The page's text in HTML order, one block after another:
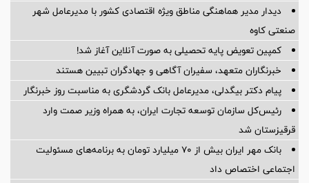
دیدار مدیر هماهنگی مناطق ویژه اقتصادی کشور با مدیرعامل شهر
صنعتی کاوه
کمپین تعویض پایه تحصیلی به صورت آنلاین آغاز شد!
خبرنگاران متعهد، سفیران آگاهی و جهادگران تبیین هستند
پیام دکتر بیگدلی، مدیرعامل بانک گردشگری به مناسبت روز خبرنگار
رئیس‌کل سازمان توسعه تجارت ایران، به همراه وزیر صمت وارد
قرقیزستان شد
بانک مهر ایران بیش از ۷۰ میلیارد تومان به برنامه‌های مسئولیت
اجتماعی اختصاص داد